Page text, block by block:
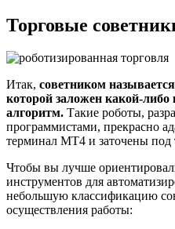
Торговые
Итак, советником
которой заложен какой-
алгоритм. Такие роботы,
программистами, прекрасно
терминал МТ4 и заточены под
Чтобы вы лучше
инструментов для
небольшую классификацию
осуществления работы: